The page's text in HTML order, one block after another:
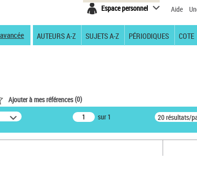
Espace personnel Aide
AUTEURS A-Z SUJETS A-Z PÉRIODIQUES COTE
Ajouter à mes références(0)
sur 1 20 résultats/